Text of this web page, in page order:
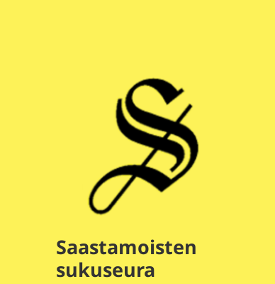
Saastamoisten
sukuseura